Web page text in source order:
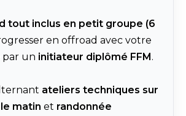
tout inclus en petit groupe (6
en offroad avec votre
par un initiateur diplômé FFM.
ateliers techniques sur
matin et randonnée